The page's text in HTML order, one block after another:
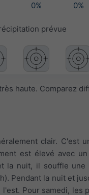
0% 0%
prévue
haute. Comparez
clair. C'est
est élevé avec
la nuit, il souffle
Pendant la nuit et
Pour samedi, les